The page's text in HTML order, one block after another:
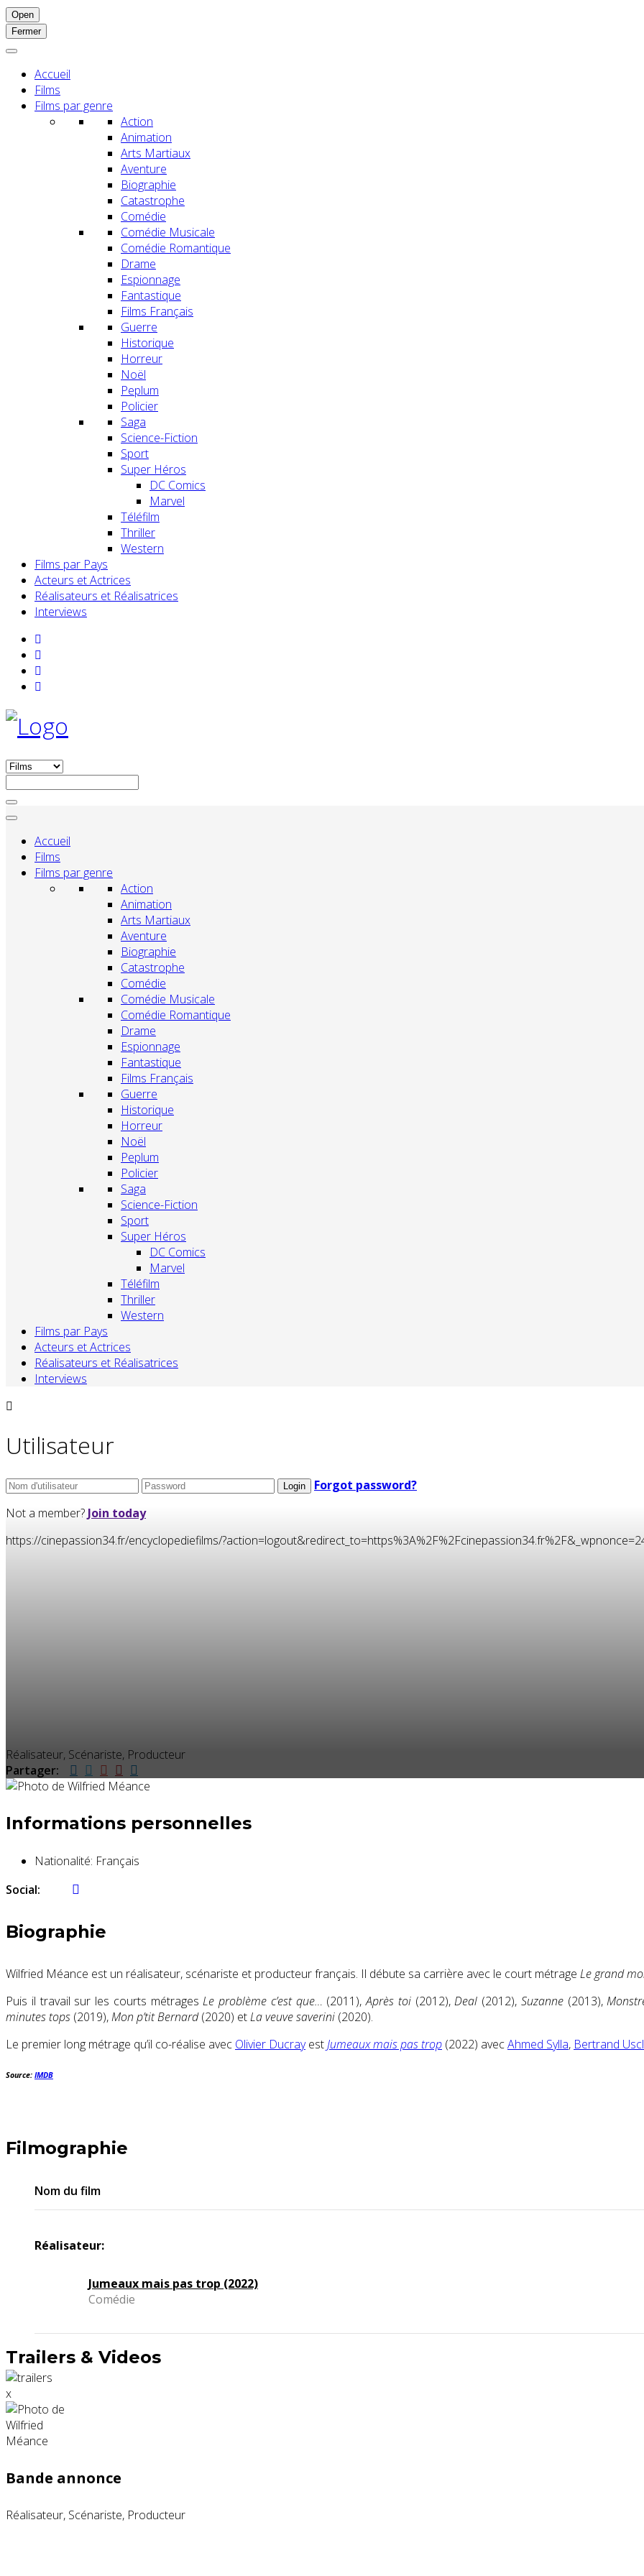
Open
Fermer
Accueil
Films
Films par genre
Action
Animation
Arts Martiaux
Aventure
Biographie
Catastrophe
Comédie
Comédie Musicale
Comédie Romantique
Drame
Espionnage
Fantastique
Films Français
Guerre
Historique
Horreur
Noël
Peplum
Policier
Saga
Science-Fiction
Sport
Super Héros
DC Comics
Marvel
Téléfilm
Thriller
Western
Films par Pays
Acteurs et Actrices
Réalisateurs et Réalisatrices
Interviews
Accueil
Films
Films par genre
Action
Animation
Arts Martiaux
Aventure
Biographie
Catastrophe
Comédie
Comédie Musicale
Comédie Romantique
Drame
Espionnage
Fantastique
Films Français
Guerre
Historique
Horreur
Noël
Peplum
Policier
Saga
Science-Fiction
Sport
Super Héros
DC Comics
Marvel
Téléfilm
Thriller
Western
Films par Pays
Acteurs et Actrices
Réalisateurs et Réalisatrices
Interviews
Utilisateur
Forgot password?
Not a member? Join today
https://cinepassion34.fr/encyclopediefilms/
Réalisateur, Scénariste, Producteur
Partager:
Informations personnelles
Nationalité: Français
Social:
Biographie
Wilfried Méance est un réalisateur, scénariste et producteur français. Il débute sa carrière avec le court métrage Le grand
Puis il travail sur les courts métragesLe problème c’est que… (2011),Après toi(2012),Deal (2012), Suzanne(2013),
minutes tops (2019),Mon p’tit Bernard(2020) etLa veuve saverini (2020).
Le premier long métrage qu’il co-réalise avec Olivier DucrayestJumeaux mais pas trop (2022) avecAhmed Sylla, Bertrand
Source: IMDB
Filmographie
Nom du film
Réalisateur:
Jumeaux mais pas trop (2022)
Comédie
Trailers & Videos
x
Bande annonce
Réalisateur, Scénariste, Producteur